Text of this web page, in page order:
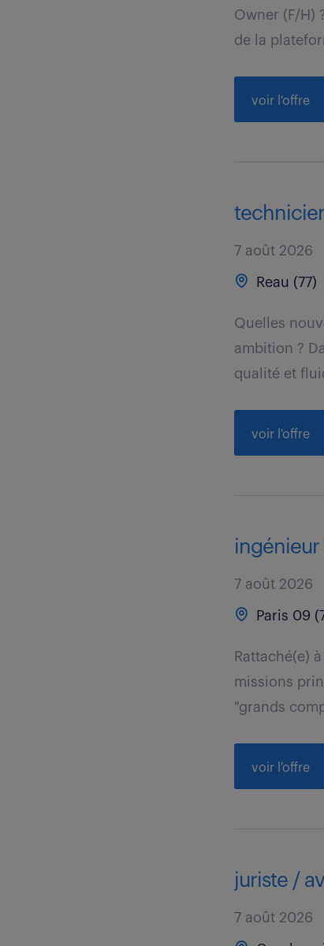
Owner (F/H)
de la
voir l'offre
7 août 2026
Reau (77)
Quelles
ambition ?
qualité et
voir l'offre
7 août 2026
Paris 09
Rattaché(e)
missions
"grands
voir l'offre
juriste /
7 août 2026